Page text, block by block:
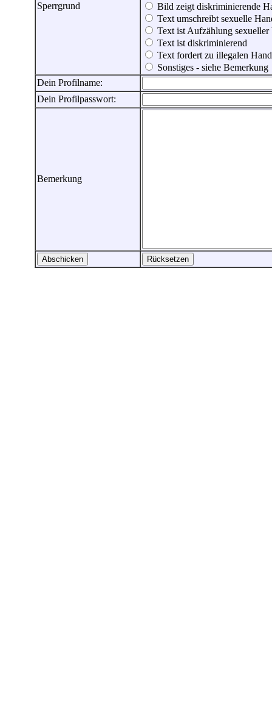
Sperrgrund
Bild zeigt diskriminierende
Text umschreibt sexuelle
Text ist Aufzählung sexueller
Text ist diskriminierend
Text fordert zu illegalen
Sonstiges - siehe Bemerkung
Dein Profilname:
Dein Profilpasswort:
Bemerkung